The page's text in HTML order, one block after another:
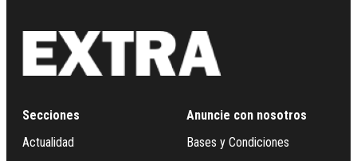
Secciones
Actualidad
Anuncie con nosotros
Bases y Condiciones